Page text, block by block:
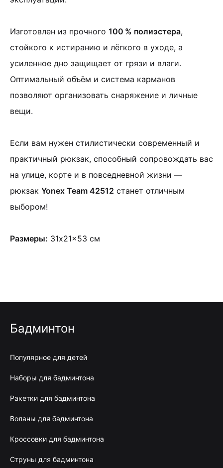
Изготовлен из прочного 100 % полиэстера,
стойкого к истиранию и лёгкого в уходе, а
усиленное дно защищает от грязи и влаги.
Оптимальный объём и система карманов
позволяют организовать снаряжение и личные
вещи.
Если вам нужен стилистически современный и
практичный рюкзак, способный сопровождать вас
на улице, корте и в повседневной жизни —
рюкзак Yonex Team 42512 станет отличным
выбором!
Размеры: 31x21x53 см
Бадминтон
Популярное для детей
Наборы для бадминтона
Ракетки для бадминтона
Воланы для бадминтона
Кроссовки для бадминтона
Струны для бадминтона